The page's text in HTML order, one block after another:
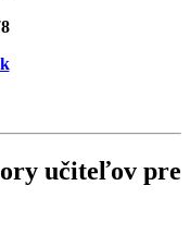
učiteľov pre